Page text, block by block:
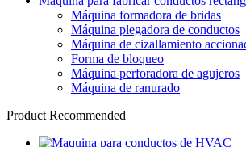
Máquina formadora de bridas
Máquina plegadora de conductos
Máquina de cizallamiento
Forma de bloqueo
Máquina perforadora de agujeros
Máquina de ranurado
Product Recommended